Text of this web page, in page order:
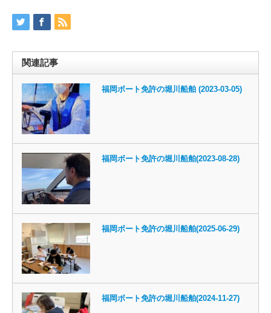
関連記事
福岡ボート免許の堀川船舶 (2023-03-05)
福岡ボート免許の堀川船舶(2023-08-28)
福岡ボート免許の堀川船舶(2025-06-29)
福岡ボート免許の堀川船舶(2024-11-27)